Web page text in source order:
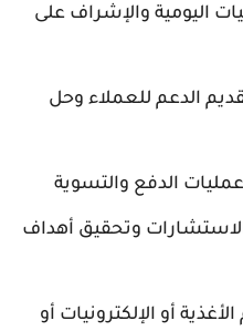
اليومية والإشراف على
الدعم للعملاء وحل
الدفع والتسوية
وتحقيق أهداف
أو الإلكترونيات أو